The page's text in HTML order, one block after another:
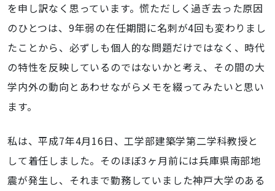
を申し訳なく思っています。慌ただしく過ぎ去った原因
のひとつは、9年弱の在任期間に名刺が4回も変わりまし
たことから、必ずしも個人的な問題だけではなく、時代
の特性を反映しているのではないかと考え、その間の大
学内外の動向とあわせながらメモを綴ってみたいと思い
ます。
私は、平成7年4月16日、工学部建築学第二学科教授と
して着任しました。そのほぼ3ヶ月前には兵庫県南部地
震が発生し、それまで勤務していました神戸大学のある